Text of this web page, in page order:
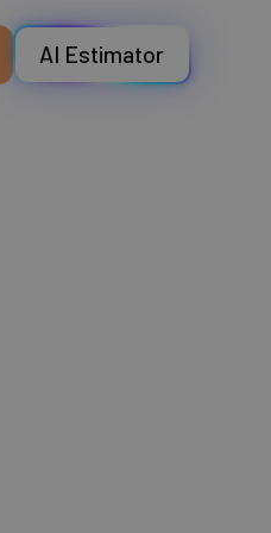
AI Estimator